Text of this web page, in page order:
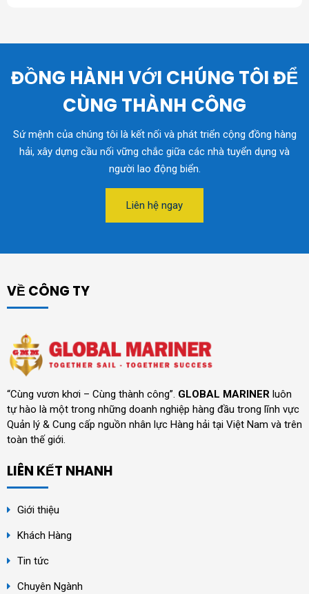
ĐỒNG HÀNH VỚI CHÚNG TÔI ĐỂ
CÙNG THÀNH CÔNG
Sứ mệnh của chúng tôi là kết nối và phát triển cộng đồng hàng
hải, xây dựng cầu nối vững chắc giữa các nhà tuyển dụng và
người lao động biển.
Liên hệ ngay
VỀ CÔNG TY
“Cùng vươn khơi – Cùng thành công”. GLOBAL MARINER luôn
tự hào là một trong những doanh nghiệp hàng đầu trong lĩnh vực
Quản lý & Cung cấp nguồn nhân lực Hàng hải tại Việt Nam và trên
toàn thế giới.
LIÊN KẾT NHANH
Giới thiệu
Khách Hàng
Tin tức
Chuyên Ngành